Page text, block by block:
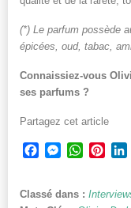
(*) Le parfum possède
épicées, oud, tabac,
Connaissiez-vous
ses parfums ?
Partagez cet article
Facebook
Messenger
Classé dans :